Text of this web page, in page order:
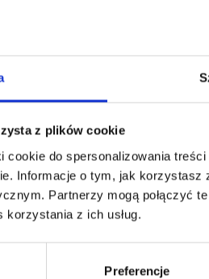
z plików cookie
cookie do spersonalizowania
Informacje o tym, jak korzystasz
Partnerzy mogą połączyć
korzystania z ich usług.
Preferencje
w praktyce i ważne